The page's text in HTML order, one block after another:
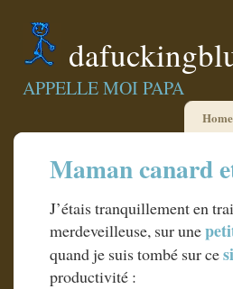
APPELLE MOI PAPA
Home
Maman canard
J’étais tranquillement en
merdeveilleuse, sur une
quand je suis tombé sur ce
productivité :